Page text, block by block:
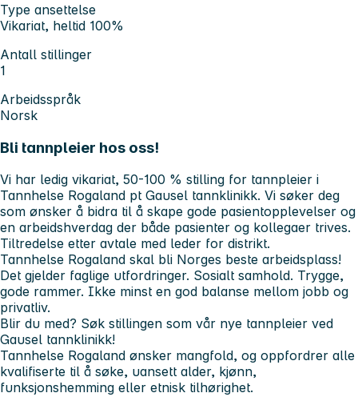
Type ansettelse
Vikariat, heltid 100%
Antall stillinger
1
Arbeidsspråk
Norsk
Bli tannpleier hos oss!
Vi har ledig vikariat, 50-100 % stilling for tannpleier i
Tannhelse Rogaland pt Gausel tannklinikk. Vi søker deg
som ønsker å bidra til å skape gode pasientopplevelser og
en arbeidshverdag der både pasienter og kollegaer trives.
Tiltredelse etter avtale med leder for distrikt.
Tannhelse Rogaland skal bli Norges beste arbeidsplass!
Det gjelder faglige utfordringer. Sosialt samhold. Trygge,
gode rammer. Ikke minst en god balanse mellom jobb og
privatliv.
Blir du med? Søk stillingen som vår nye tannpleier ved
Gausel tannklinikk!
Tannhelse Rogaland ønsker mangfold, og oppfordrer alle
kvalifiserte til å søke, uansett alder, kjønn,
funksjonshemming eller etnisk tilhørighet.